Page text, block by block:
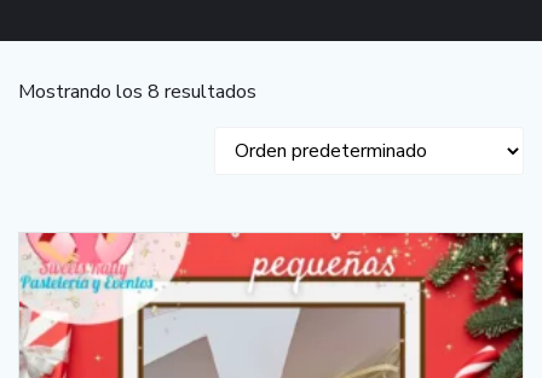
Mostrando los 8 resultados